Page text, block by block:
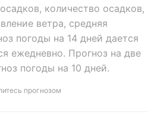
количество осадков,
ветра, средняя
погоды на 14 дней дается
ежедневно. Прогноз на две
погоды на 10 дней.
прогнозом